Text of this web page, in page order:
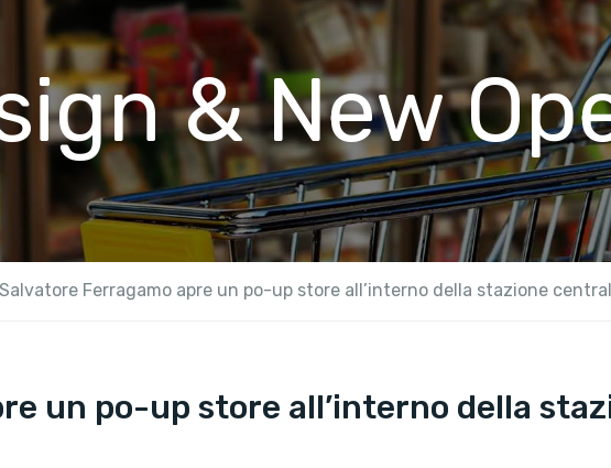
& New
Salvatore Ferragamo apre un po-up store all’interno della stazione
un po-up store all’interno della